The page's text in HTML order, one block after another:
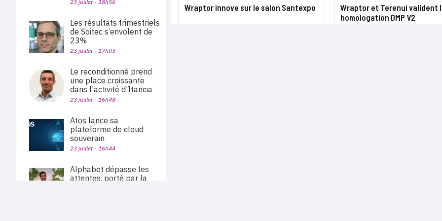
Wraptor innove sur le salon Santexpo
Wraptor et Terenui valident
homologation DMP V2
23 juillet - 18h56
Les résultats trimestriels
de Soitec s’envolent de
23%
23 juillet - 17h03
Le reconditionné prend
une place croissante
dans l’activité d’Itancia
23 juillet - 16h48
Atos lance sa
plateforme de cloud
souverain
23 juillet - 16h44
Alphabet dépasse les
attentes, porté par la